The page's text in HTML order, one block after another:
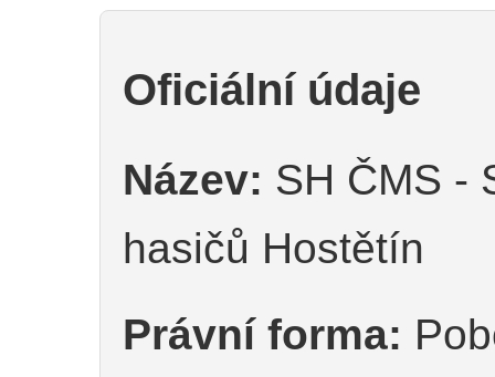
Oficiální údaje
Název: SH ČMS -
hasičů Hostětín
Právní forma: